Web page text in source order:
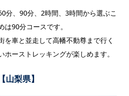
分、90分、2時間、3時間から選ぶこ
は90分コースです。
を車と並走して高幡不動尊まで行く
ーストレッキングが楽しめます。
梨県】